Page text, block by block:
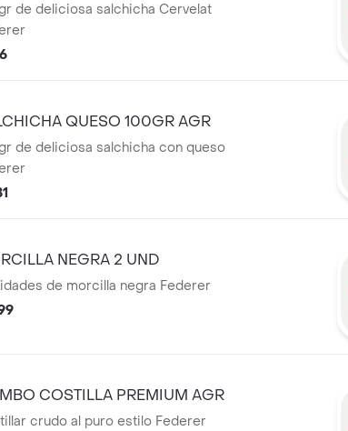
de deliciosa salchicha Cervelat
QUESO 100GR AGR
de deliciosa salchicha con queso
NEGRA 2 UND
de morcilla negra Federer
COSTILLA PREMIUM AGR
crudo al puro estilo Federer